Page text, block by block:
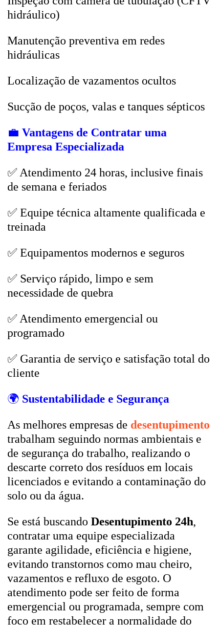
hidráulico)
Manutenção preventiva em redes
hidráulicas
Localização de vazamentos ocultos
Sucção de poços, valas e tanques sépticos
💼 Vantagens de Contratar uma
Empresa Especializada
✅ Atendimento 24 horas, inclusive finais
de semana e feriados
✅ Equipe técnica altamente qualificada e
treinada
✅ Equipamentos modernos e seguros
✅ Serviço rápido, limpo e sem
necessidade de quebra
✅ Atendimento emergencial ou
programado
✅ Garantia de serviço e satisfação total do
cliente
🌍 Sustentabilidade e Segurança
As melhores empresas de desentupimento
trabalham seguindo normas ambientais e
de segurança do trabalho, realizando o
descarte correto dos resíduos em locais
licenciados e evitando a contaminação do
solo ou da água.
Se está buscando Desentupimento 24h,
contratar uma equipe especializada
garante agilidade, eficiência e higiene,
evitando transtornos como mau cheiro,
vazamentos e refluxo de esgoto. O
atendimento pode ser feito de forma
emergencial ou programada, sempre com
foco em restabelecer a normalidade do